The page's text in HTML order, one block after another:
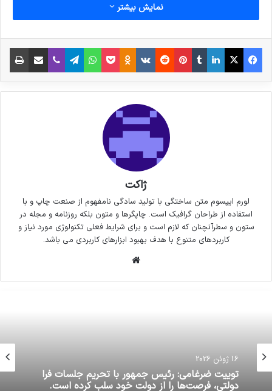
نمایش بیشتر
فیس بوک X لینکدین
‫تامبلر‫پین‌ترست
‫رددیت‫VKontakte
‫Odnoklassniki
پاکتواتس آپ تلگراموایبر اشتراک گذاری از طریق ایمیل
ژاکت
لورم ایپسوم متن ساختگی با تولید سادگی نامفهوم از صنعت چاپ و با
استفاده از طراحان گرافیک است. چاپگرها و متون بلکه روزنامه و مجله در
ستون و سطرآنچنان که لازم است و برای شرایط فعلی تکنولوژی مورد نیاز و
کاربردهای متنوع با هدف بهبود ابزارهای کاربردی می باشد.
16 ژوئن 2026